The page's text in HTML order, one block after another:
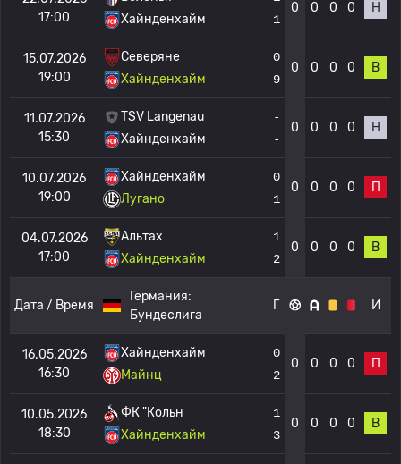
17:00
Хайнденхайм
1
0 0 0 0 Н
15.07.2026
19:00
Северяне
Хайнденхайм
0
9
0 0 0 0 В
11.07.2026
15:30
TSV Langenau
Хайнденхайм
-
-
0 0 0 0 Н
10.07.2026
19:00
Хайнденхайм
Лугано
0
1
0 0 0 0 П
04.07.2026
17:00
Альтах
Хайнденхайм
1
2
0 0 0 0 В
Дата / Время
Германия:
Бундеслига
Г И
16.05.2026
16:30
Хайнденхайм
Майнц
0
2
0 0 0 0 П
10.05.2026
18:30
ФК "Кольн
Хайнденхайм
1
3
0 0 0 0 В